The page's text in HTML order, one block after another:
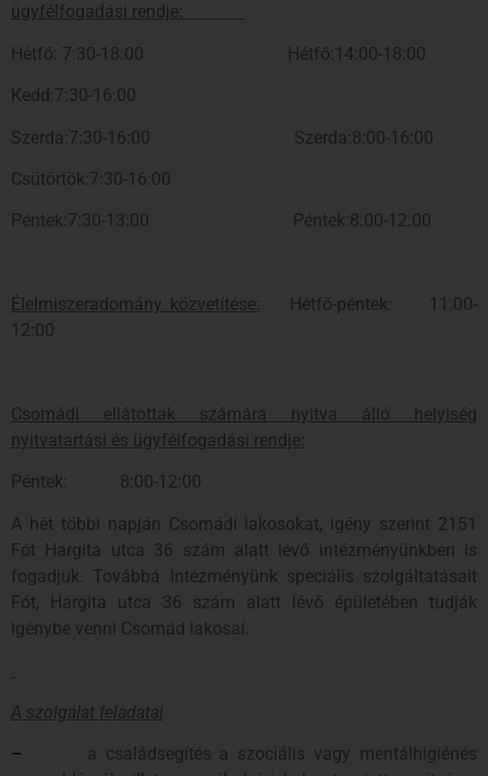
ügyfélfogadási rendje:
Hétfő: 7:30-18:00 Hétfő:14:00-18:00
Kedd:7:30-16:00
Szerda:7:30-16:00 Szerda:8:00-16:00
Csütörtök:7:30-16:00
Péntek:7:30-13:00 Péntek:8:00-12:00
Élelmiszeradomány közvetítése:
Hétfő-péntek: 11:00-
12:00
Csomádi ellátottak számára nyitva álló helyiség
nyitvatartási és ügyfélfogadási rendje:
Péntek: 8:00-12:00
A hét többi napján Csomádi lakosokat, igény szerint 2151
Fót Hargita utca 36 szám alatt lévő intézményünkben is
fogadjuk. Továbbá Intézményünk speciális szolgáltatásait
Fót, Hargita utca 36 szám alatt lévő épületében tudják
igénybe venni Csomád lakosai.
A szolgálat feladatai
–
a családsegítés a szociális vagy mentálhigiénés